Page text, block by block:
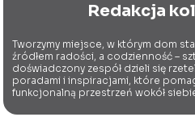
Redakcja
Tworzymy miejsce, w którym dom
źródłem radości, a codzienność –
doświadczony zespół dzieli się
poradami i inspiracjami, które
funkcjonalną przestrzeń wokół